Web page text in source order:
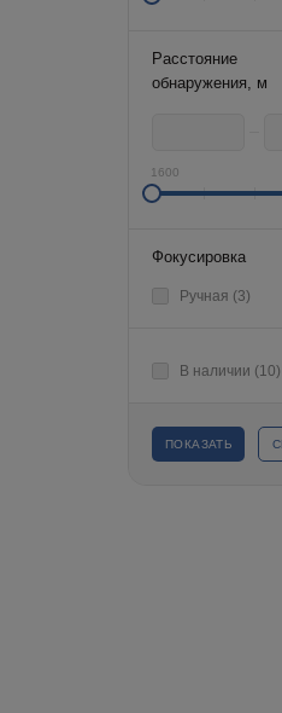
Расстояние
обнаружения, м
1600
Фокусировка
Ручная (3)
В наличии (10)